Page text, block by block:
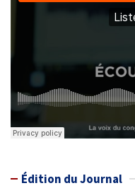
Édition du Journal